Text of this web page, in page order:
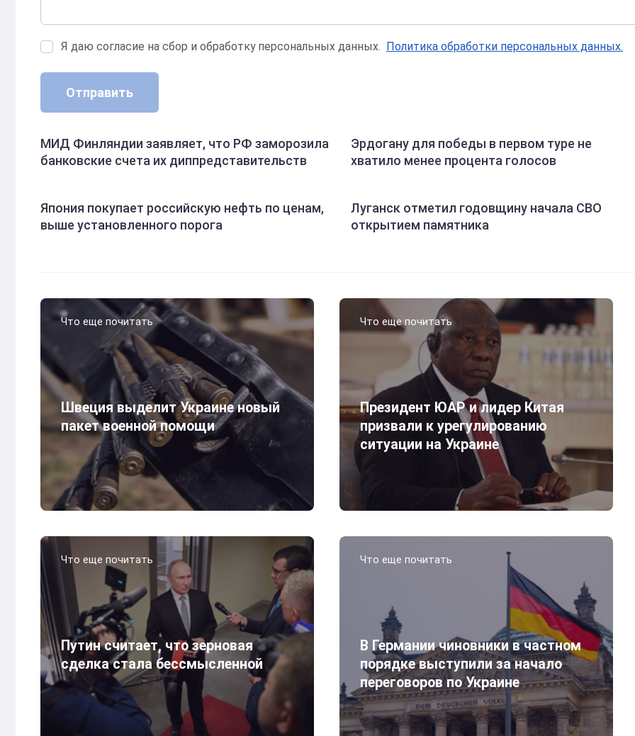
Я даю согласие на сбор и обработку персональных данных. Политика обработки персональных данных.
Отправить
МИД Финляндии заявляет, что РФ заморозила
банковские счета их диппредставительств
Эрдогану для победы в первом туре не
хватило менее процента голосов
Япония покупает российскую нефть по ценам,
выше установленного порога
Луганск отметил годовщину начала СВО
открытием памятника
Что еще почитать
Швеция выделит Украине новый
пакет военной помощи
Что еще почитать
Президент ЮАР и лидер Китая
призвали к урегулированию
ситуации на Украине
Что еще почитать
Путин считает, что зерновая
сделка стала бессмысленной
Что еще почитать
В Германии чиновники в частном
порядке выступили за начало
переговоров по Украине